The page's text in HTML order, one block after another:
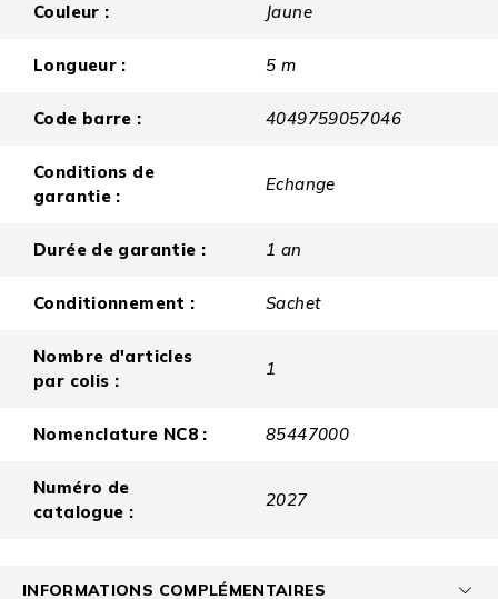
Couleur : Jaune
Longueur : 5 m
Code barre : 4049759057046
Conditions de
garantie :
Echange
Durée de garantie : 1 an
Conditionnement : Sachet
Nombre d'articles
par colis :
1
Nomenclature NC8 : 85447000
Numéro de
catalogue :
2027
INFORMATIONS COMPLÉMENTAIRES